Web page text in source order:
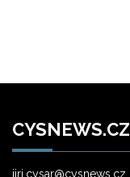
CYSNEWS.CZ
jiri.cysar@cysnews.cz